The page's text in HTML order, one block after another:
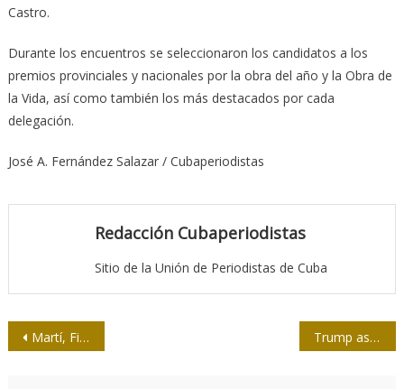
Castro.
Durante los encuentros se seleccionaron los candidatos a los
premios provinciales y nacionales por la obra del año y la Obra de
la Vida, así como también los más destacados por cada
delegación.
José A. Fernández Salazar / Cubaperiodistas
Redacción Cubaperiodistas
Sitio de la Unión de Periodistas de Cuba
Navegación
Martí, Fidel y Hart en los ejes temáticos de la Editorial Pablo para Feria del Libro Trump asume como el 45° presidente de EE.UU.